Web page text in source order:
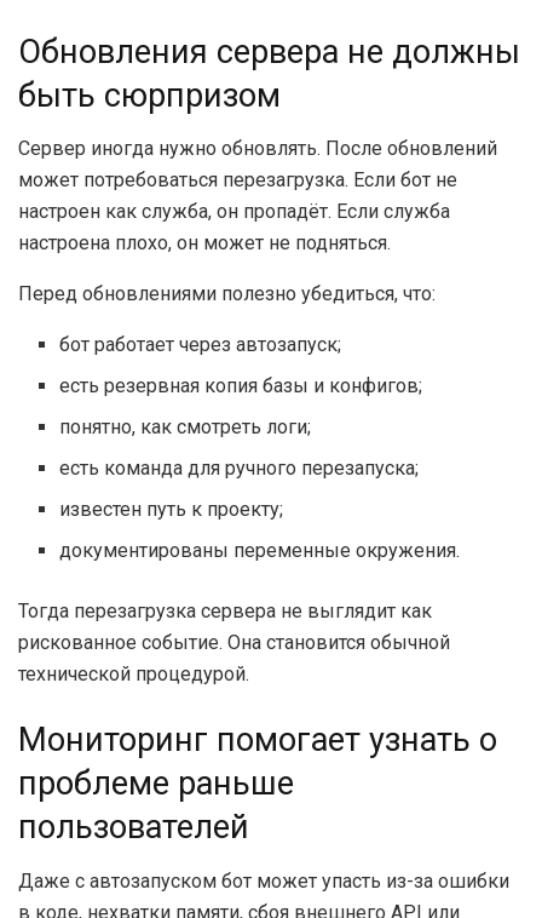
Обновления сервера не должны
быть сюрпризом
Сервер иногда нужно обновлять. После обновлений
может потребоваться перезагрузка. Если бот не
настроен как служба, он пропадёт. Если служба
настроена плохо, он может не подняться.
Перед обновлениями полезно убедиться, что:
бот работает через автозапуск;
есть резервная копия базы и конфигов;
понятно, как смотреть логи;
есть команда для ручного перезапуска;
известен путь к проекту;
документированы переменные окружения.
Тогда перезагрузка сервера не выглядит как
рискованное событие. Она становится обычной
технической процедурой.
Мониторинг помогает узнать о
проблеме раньше
пользователей
Даже с автозапуском бот может упасть из-за ошибки
в коде, нехватки памяти, сбоя внешнего API или